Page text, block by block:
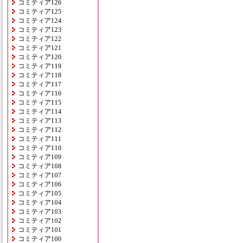
コミティア126
コミティア125
コミティア124
コミティア123
コミティア122
コミティア121
コミティア120
コミティア119
コミティア118
コミティア117
コミティア116
コミティア115
コミティア114
コミティア113
コミティア112
コミティア111
コミティア110
コミティア109
コミティア108
コミティア107
コミティア106
コミティア105
コミティア104
コミティア103
コミティア102
コミティア101
コミティア100